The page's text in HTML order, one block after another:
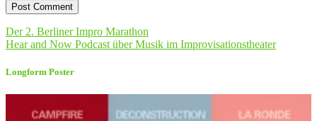
Der 2. Berliner Impro Marathon
Hear and Now Podcast über Musik im Improvisationstheater
Longform Poster